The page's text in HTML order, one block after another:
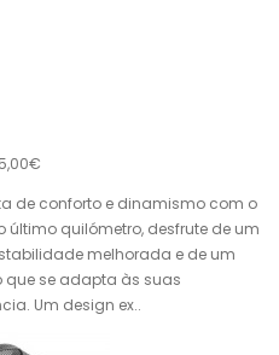
de conforto e dinamismo com o
último quilómetro, desfrute de um
melhorada e de um
se adapta às suas
Um design ex..